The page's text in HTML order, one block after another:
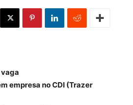
vaga
empresa no CDI (Trazer